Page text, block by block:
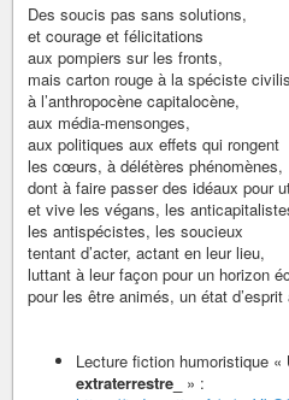
Des soucis pas sans solutions,
et courage et félicitations
aux pompiers sur les fronts,
mais carton rouge à la spéciste
à l’anthropocène capitalocène,
aux média-mensonges,
aux politiques aux effets qui rongent
les cœurs, à délétères phénomènes,
dont à faire passer des idéaux pour
et vive les végans, les
les antispécistes, les soucieux
tentant d’acter, actant en leur lieu,
luttant à leur façon pour un horizon
pour les être animés, un état d’esprit
Lecture fiction humoristique «
extraterrestre_
» :